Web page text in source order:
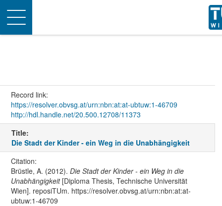
Toggle
navigation
Record link:
https://resolver.obvsg.at/urn:nbn:at:at-ubtuw:1-46709
http://hdl.handle.net/20.500.12708/11373
Title:
Die Stadt der Kinder - ein Weg in die Unabhängigkeit
Citation:
Brüstle, A. (2012). Die Stadt der Kinder - ein Weg in die
Unabhängigkeit[Diploma Thesis, Technische Universität
Wien]. reposiTUm. https://resolver.obvsg.at/urn:nbn:at:at-
ubtuw:1-46709